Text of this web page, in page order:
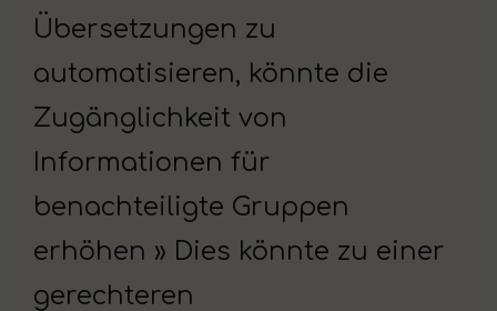
Übersetzungen zu
automatisieren, könnte die
Zugänglichkeit von
Informationen für
benachteiligte Gruppen
erhöhen » Dies könnte zu einer
gerechteren